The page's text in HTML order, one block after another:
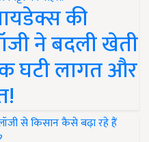
की
ने बदली खेती
घटी लागत और